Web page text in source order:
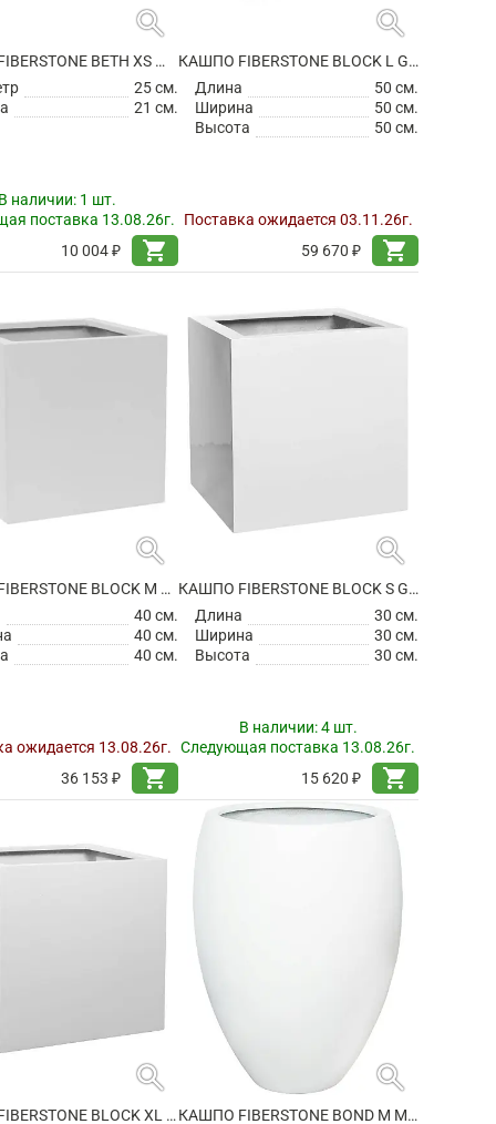
search
КАШПО FIBERSTONE BETH XS MATT WHITE
25 см.
21 см.
наличии: 1 шт.
поставка 13.08.26г.
10 004 ₽
shopping_cart
search
КАШПО FIBERSTONE BLOCK L GLOSSY WHITE
Длина
50 см.
Ширина
50 см.
Высота
50 см.
Поставка ожидается 03.11.26г.
59 670 ₽
shopping_cart
search
КАШПО FIBERSTONE BLOCK M MATT WHITE
40 см.
40 см.
40 см.
ожидается 13.08.26г.
36 153 ₽
shopping_cart
search
КАШПО FIBERSTONE BLOCK S GLOSSY WHITE
Длина
30 см.
Ширина
30 см.
Высота
30 см.
В наличии:4 шт.
Следующая поставка 13.08.26г.
15 620 ₽
shopping_cart
search
КАШПО FIBERSTONE BLOCK XL MATT WHITE
search
КАШПО FIBERSTONE BOND M MATT WHITE